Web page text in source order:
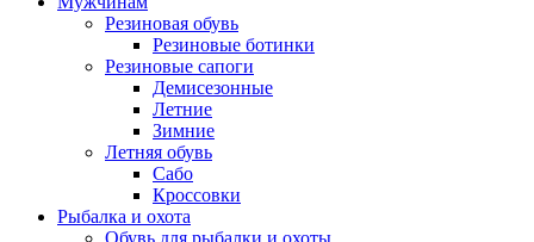
Резиновая обувь
Резиновые ботинки
Резиновые сапоги
Демисезонные
Летние
Зимние
Летняя обувь
Сабо
Кроссовки
Рыбалка и охота
Обувь для рыбалки и охоты